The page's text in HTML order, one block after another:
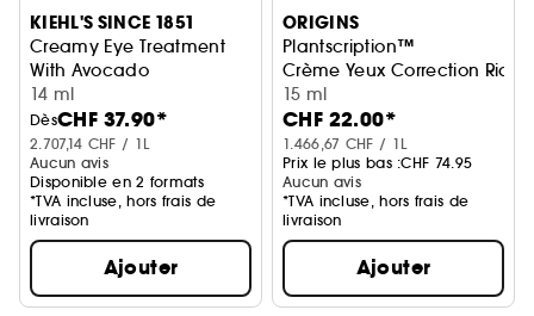
KIEHL'S SINCE 1851
Creamy Eye Treatment
With Avocado
Crème Contour des Yeux à l’Avocat
14 ml
DèsCHF 37.90*
2.707,14 CHF / 1L
Aucun avis
Disponible en 2 formats
*TVA incluse, hors frais de
livraison
Ajouter
ORIGINS
Plantscription™
Crème Yeux Correction
15 ml
CHF 22.00*
1.466,67 CHF / 1L
Prix le plus bas :CHF 74.95
Aucun avis
*TVA incluse, hors frais de
livraison
Ajouter